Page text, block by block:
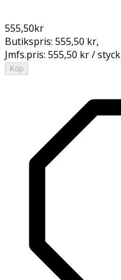
555,50kr
Butikspris: 555,50 kr,
Jmfs.pris: 555,50 kr / styck
Köp